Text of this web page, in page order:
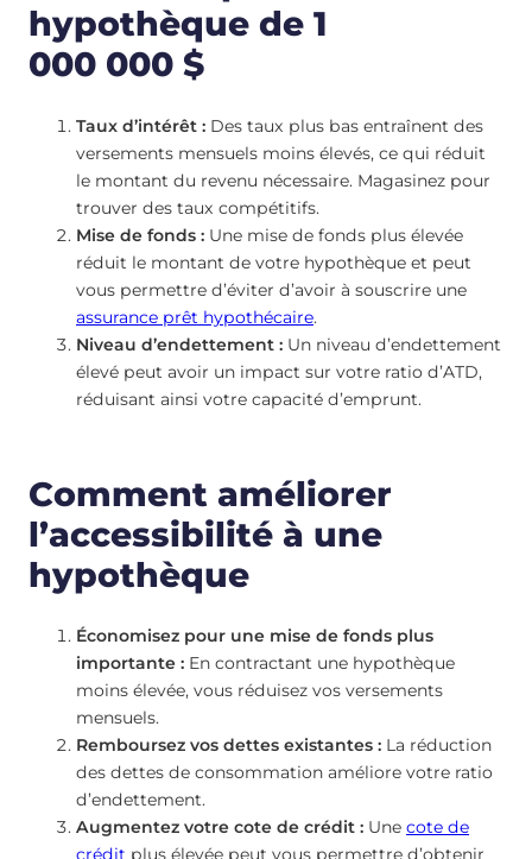
hypothèque de 1
000 000 $
Taux d’intérêt : Des taux plus bas entraînent des
versements mensuels moins élevés, ce qui réduit
le montant du revenu nécessaire. Magasinez pour
trouver des taux compétitifs.
Mise de fonds : Une mise de fonds plus élevée
réduit le montant de votre hypothèque et peut
vous permettre d’éviter d’avoir à souscrire une
assurance prêt hypothécaire.
Niveau d’endettement : Un niveau d’endettement
élevé peut avoir un impact sur votre ratio d’ATD,
réduisant ainsi votre capacité d’emprunt.
Comment améliorer
l’accessibilité à une
hypothèque
Économisez pour une mise de fonds plus
importante : En contractant une hypothèque
moins élevée, vous réduisez vos versements
mensuels.
Remboursez vos dettes existantes : La réduction
des dettes de consommation améliore votre ratio
d’endettement.
Augmentez votre cote de crédit : Une cote de
crédit plus élevée peut vous permettre d’obtenir